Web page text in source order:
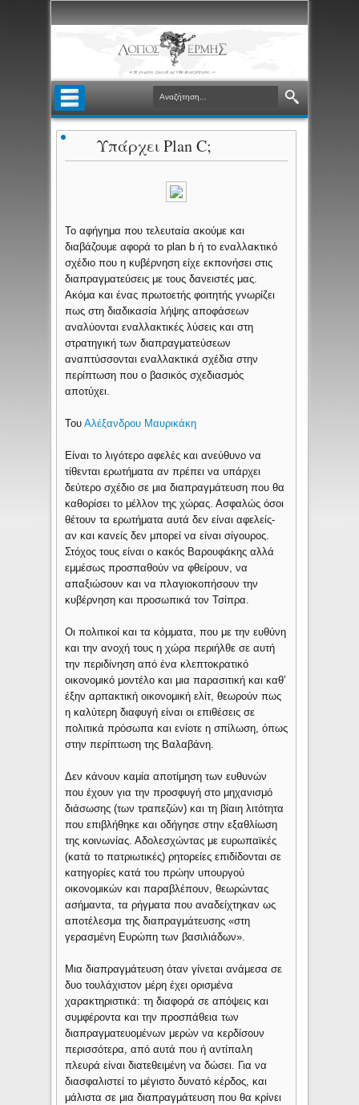
Υπάρχει Plan C;
Το αφήγημα που τελευταία ακούμε και
διαβάζουμε αφορά το plan b ή το εναλλακτικό
σχέδιο που η κυβέρνηση είχε εκπονήσει στις
διαπραγματεύσεις με τους δανειστές μας.
Ακόμα και ένας πρωτοετής φοιτητής γνωρίζει
πως στη διαδικασία λήψης αποφάσεων
αναλύονται εναλλακτικές λύσεις και στη
στρατηγική των διαπραγματεύσεων
αναπτύσσονται εναλλακτικά σχέδια στην
περίπτωση που ο βασικός σχεδιασμός
αποτύχει.
ΤουΑλέξανδρου Μαυρικάκη
Είναι το λιγότερο αφελές και ανεύθυνο να
τίθενται ερωτήματα αν πρέπει να υπάρχει
δεύτερο σχέδιο σε μια διαπραγμάτευση που θα
καθορίσει το μέλλον της χώρας. Ασφαλώς όσοι
θέτουν τα ερωτήματα αυτά δεν είναι αφελείς-
αν και κανείς δεν μπορεί να είναι σίγουρος.
Στόχος τους είναι ο κακός Βαρουφάκης αλλά
εμμέσως προσπαθούν να φθείρουν, να
απαξιώσουν και να πλαγιοκοπήσουν την
κυβέρνηση και προσωπικά τον Τσίπρα.
Οι πολιτικοί και τα κόμματα, που με την ευθύνη
και την ανοχή τους η χώρα περιήλθε σε αυτή
την περιδίνηση από ένα κλεπτοκρατικό
οικονομικό μοντέλο και μια παρασιτική και καθ’
έξην αρπακτική οικονομική ελίτ, θεωρούν πως
η καλύτερη διαφυγή είναι οι επιθέσεις σε
πολιτικά πρόσωπα και ενίοτε η σπίλωση, όπως
στην περίπτωση της Βαλαβάνη.
Δεν κάνουν καμία αποτίμηση των ευθυνών
που έχουν για την προσφυγή στο μηχανισμό
διάσωσης (των τραπεζών) και τη βίαιη λιτότητα
που επιβλήθηκε και οδήγησε στην εξαθλίωση
της κοινωνίας. Αδολεσχώντας με ευρωπαϊκές
(κατά το πατριωτικές) ρητορείες επιδίδονται σε
κατηγορίες κατά του πρώην υπουργού
οικονομικών και παραβλέπουν, θεωρώντας
ασήμαντα, τα ρήγματα που αναδείχτηκαν ως
αποτέλεσμα της διαπραγμάτευσης «στη
γερασμένη Ευρώπη των βασιλιάδων».
Μια διαπραγμάτευση όταν γίνεται ανάμεσα σε
δυο τουλάχιστον μέρη έχει ορισμένα
χαρακτηριστικά: τη διαφορά σε απόψεις και
συμφέροντα και την προσπάθεια των
διαπραγματευομένων μερών να κερδίσουν
περισσότερα, από αυτά που ή αντίπαλη
πλευρά είναι διατεθειμένη να δώσει. Για να
διασφαλιστεί το μέγιστο δυνατό κέρδος, και
μάλιστα σε μια διαπραγμάτευση που θα κρίνει